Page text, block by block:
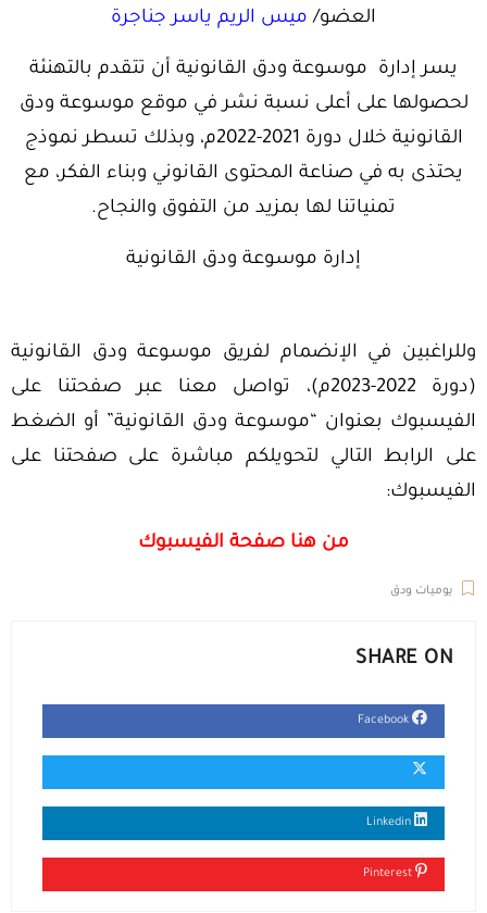
العضو/ميس الريم ياسر جناجرة
يسر إدارة موسوعة ودق القانونية أن تتقدم بالتهنئة
لحصولها على أعلى نسبة نشر في موقع موسوعة ودق
القانونية خلال دورة 2021-2022م، وبذلك تسطر نموذج
يحتذى به في صناعة المحتوى القانوني وبناء الفكر، مع
تمنياتنا لها بمزيد من التفوق والنجاح.
إدارة موسوعة ودق القانونية
وللراغبين في الإنضمام لفريق موسوعة ودق القانونية
(دورة 2022-2023م)، تواصل معنا عبر صفحتنا على
الفيسبوك بعنوان “موسوعة ودق القانونية” أو الضغط
على الرابط التالي لتحويلكم مباشرة على صفحتنا على
الفيسبوك:
من هنا صفحة الفيسبوك
يوميات ودق
SHARE ON